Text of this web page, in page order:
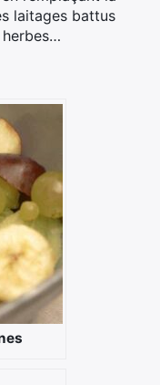
laitages battus